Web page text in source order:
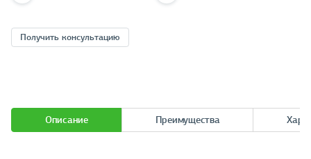
Получить консультацию
Описание Преимущества